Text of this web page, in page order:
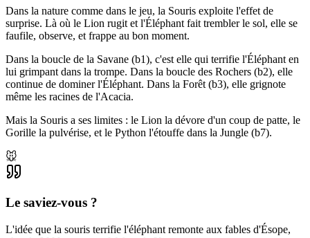
Dans la nature comme dans le jeu, la Souris exploite l'effet de
surprise. Là où le Lion rugit et l'Éléphant fait trembler le sol, elle se
faufile, observe, et frappe au bon moment.
Dans la boucle de la Savane (b1), c'est elle qui terrifie l'Éléphant en
lui grimpant dans la trompe. Dans la boucle des Rochers (b2), elle
continue de dominer l'Éléphant. Dans la Forêt (b3), elle grignote
même les racines de l'Acacia.
Mais la Souris a ses limites : le Lion la dévore d'un coup de patte, le
Gorille la pulvérise, et le Python l'étouffe dans la Jungle (b7).
🐭
Le saviez-vous ?
L'idée que la souris terrifie l'éléphant remonte aux fables d'Ésope,